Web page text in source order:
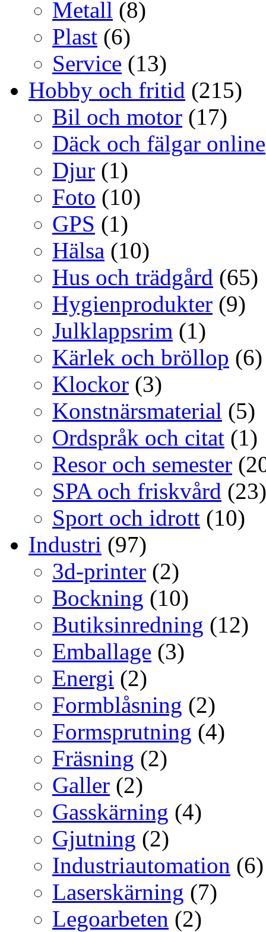
Metall (8)
Plast (6)
Service (13)
Hobby och fritid (215)
Bil och motor (17)
Däck och fälgar online
Djur (1)
Foto (10)
GPS (1)
Hälsa (10)
Hus och trädgård (65)
Hygienprodukter (9)
Julklappsrim (1)
Kärlek och bröllop (6)
Klockor (3)
Konstnärsmaterial (5)
Ordspråk och citat (1)
Resor och semester
SPA och friskvård (23)
Sport och idrott (10)
Industri (97)
3d-printer (2)
Bockning (10)
Butiksinredning (12)
Emballage (3)
Energi (2)
Formblåsning (2)
Formsprutning (4)
Fräsning (2)
Galler (2)
Gasskärning (4)
Gjutning (2)
Industriautomation (6)
Laserskärning (7)
Legoarbeten (2)